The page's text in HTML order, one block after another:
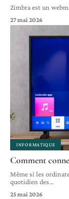
Zimbra est un
27 mai 2026
INFORMATIQUE
Comment
Même si les
quotidien des…
25 mai 2026